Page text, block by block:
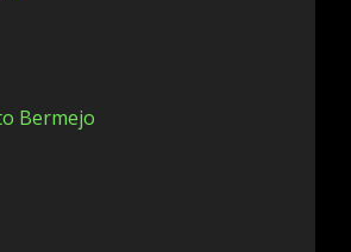
la paloma (Argentina) - El Coro
Bermejo